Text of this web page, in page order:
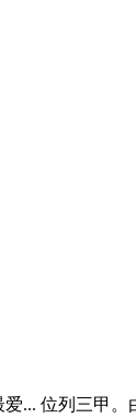
... 位列三甲